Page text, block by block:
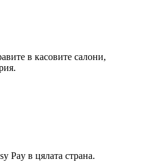
в касовите салони,
Pay в цялата страна.